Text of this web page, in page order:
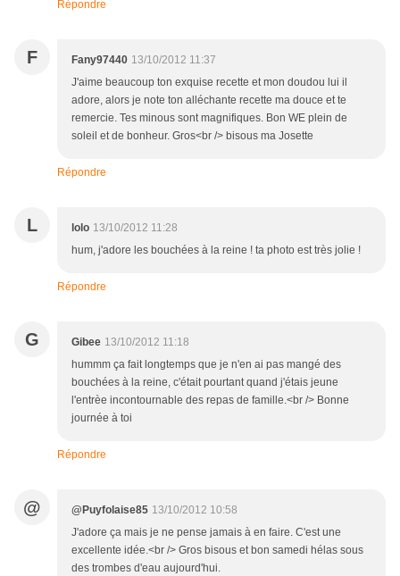
Répondre
F Fany97440 13/10/2012 11:37
J'aime beaucoup ton exquise recette et mon doudou lui il
adore, alors je note ton alléchante recette ma douce et te
remercie. Tes minous sont magnifiques. Bon WE plein de
soleil et de bonheur. Gros<br /> bisous ma Josette
Répondre
L lolo 13/10/2012 11:28
hum, j'adore les bouchées à la reine ! ta photo est très jolie !
Répondre
G Gibee 13/10/2012 11:18
hummm ça fait longtemps que je n'en ai pas mangé des
bouchées à la reine, c'était pourtant quand j'étais jeune
l'entrèe incontournable des repas de famille.<br /> Bonne
journée à toi
Répondre
@ @Puyfolaise85 13/10/2012 10:58
J'adore ça mais je ne pense jamais à en faire. C'est une
excellente idée.<br /> Gros bisous et bon samedi hélas sous
des trombes d'eau aujourd'hui.